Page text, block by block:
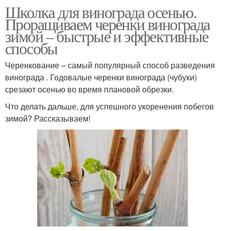
Школка для винограда осенью.
Проращиваем черенки винограда
зимой – быстрые и эффективные
способы
Черенкование – самый популярный способ разведения
винограда . Годовалые черенки винограда (чубуки)
срезают осенью во время плановой обрезки.
Что делать дальше, для успешного укоренения побегов
зимой? Рассказываем!